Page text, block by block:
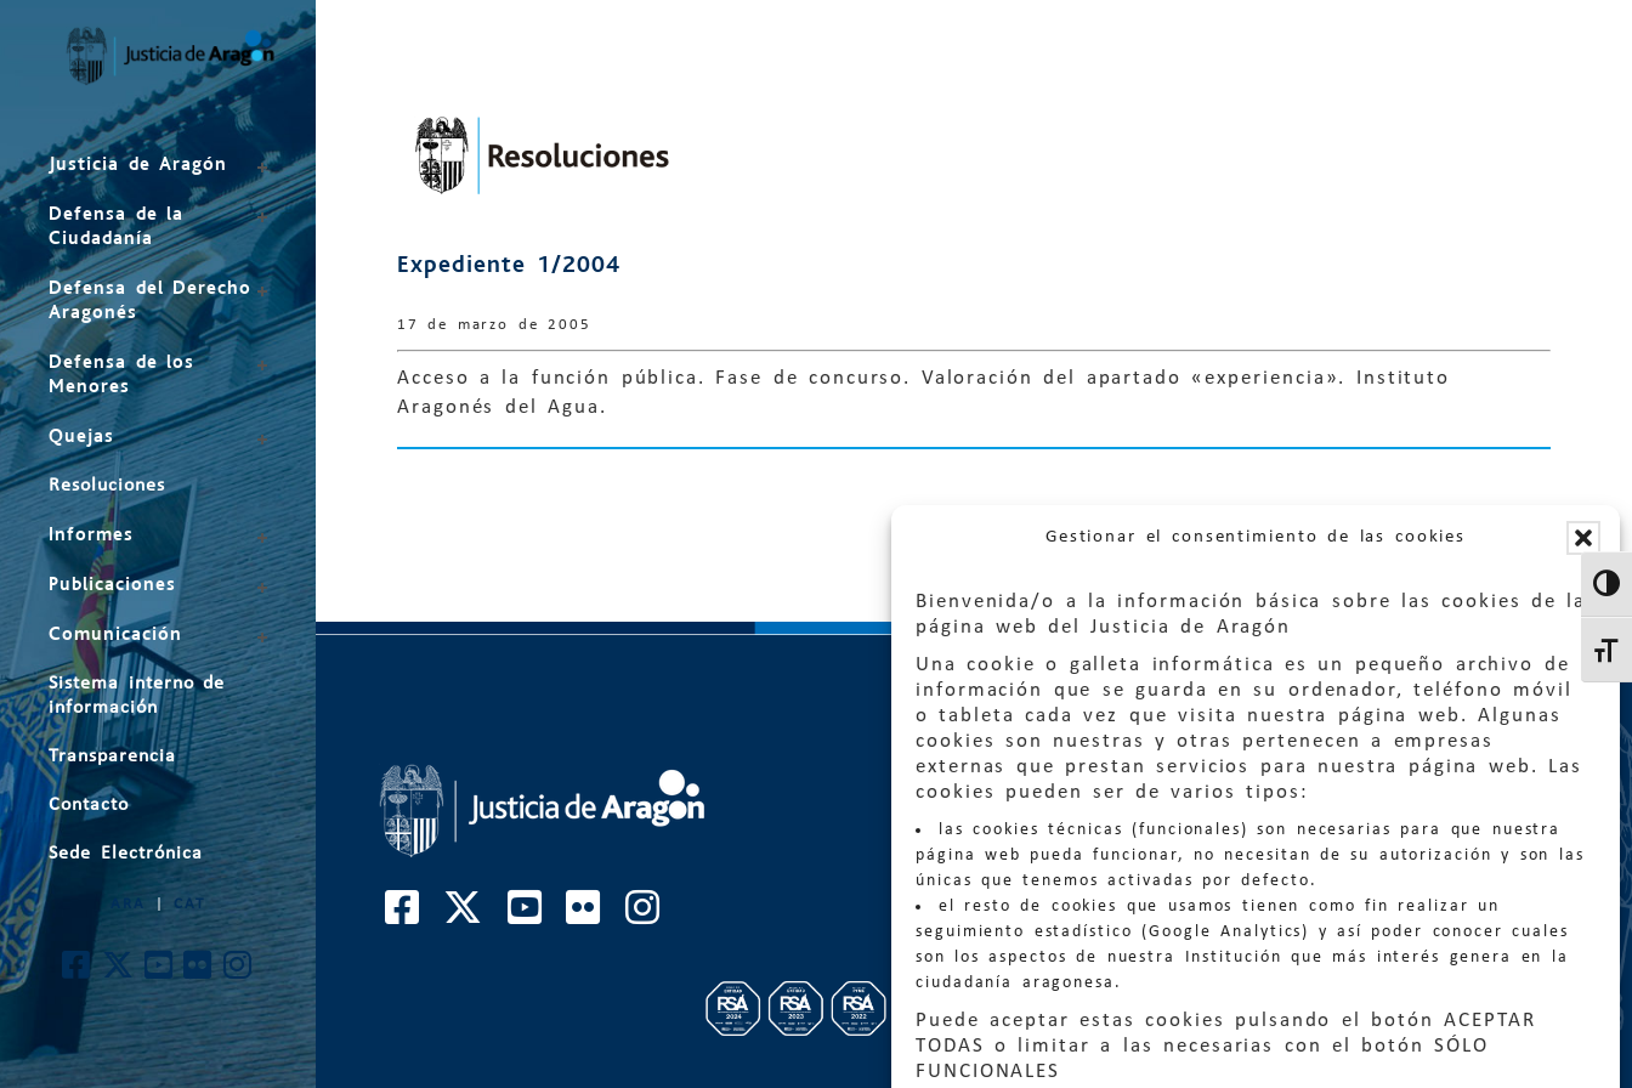
Gestionar el consentimiento de las cookies
Bienvenida/o a la información básica sobre las cookies de la
página web del Justicia de Aragón
Una cookie o galleta informática es un pequeño archivo de
información que se guarda en su ordenador, teléfono móvil
o tableta cada vez que visita nuestra página web. Algunas
cookies son nuestras y otras pertenecen a empresas
externas que prestan servicios para nuestra página web. Las
cookies pueden ser de varios tipos:
las cookies técnicas (funcionales) son necesarias para que nuestra
página web pueda funcionar, no necesitan de su autorización y son las
únicas que tenemos activadas por defecto.
el resto de cookies que usamos tienen como fin realizar un
seguimiento estadístico (Google Analytics) y así poder conocer cuales
son los aspectos de nuestra Institución que más interés genera en la
ciudadanía aragonesa.
Puede aceptar estas cookies pulsando el botón ACEPTAR
TODAS o limitar a las necesarias con el botón SÓLO
FUNCIONALES
Justicia de Aragón
Defensa de la
Ciudadanía
Defensa del Derecho
Aragonés
Defensa de los
Menores
Quejas
Resoluciones
Informes
Publicaciones
Comunicación
Sistema interno de
información
Transparencia
Contacto
Sede Electrónica
CAT
Expediente 1/2004
17 de marzo de 2005
Acceso a la función pública. Fase de concurso. Valoración del apartado «experiencia». Instituto
Aragonés del Agua.
Quejas:quejas@eljusticiadearagon.es
Información general:
informacion@eljusticiadearagon.es
Teléfonos: 900 210 210/ 976 399 354